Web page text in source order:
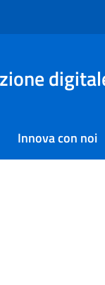
Innova con noi